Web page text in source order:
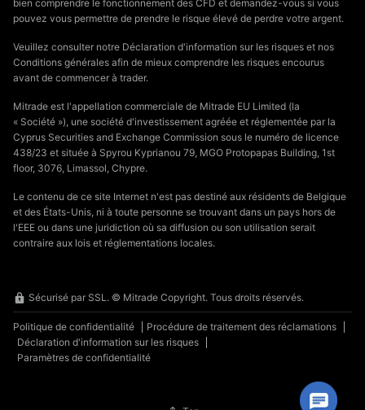
bien comprendre le fonctionnement des CFD et demandez-vous si vous
pouvez vous permettre de prendre le risque élevé de perdre votre argent.
Veuillez consulter notre Déclaration d'information sur les risques et nos
Conditions générales afin de mieux comprendre les risques encourus
avant de commencer à trader.
Mitrade est l'appellation commerciale de Mitrade EU Limited (la
« Société »), une société d'investissement agréée et réglementée par la
Cyprus Securities and Exchange Commission sous le numéro de licence
438/23 et située à Spyrou Kyprianou 79, MGO Protopapas Building, 1st
floor, 3076, Limassol, Chypre.
Le contenu de ce site Internet n'est pas destiné aux résidents de Belgique
et des États-Unis, ni à toute personne se trouvant dans un pays hors de
l'EEE ou dans une juridiction où sa diffusion ou son utilisation serait
contraire aux lois et réglementations locales.
Sécurisé par SSL. © Mitrade Copyright. Tous droits réservés.
Politique de confidentialité
Procédure de traitement des réclamations
Déclaration d'information sur les risques
Paramètres de confidentialité